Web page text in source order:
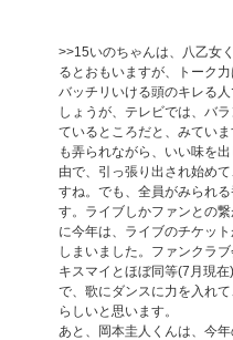
>>15いのちゃんは、八乙女
るとおもいますが、トーク
バッチリいける頭のキレる
しょうが、テレビでは、バ
ているところだと、みてい
も弄られながら、いい味を
由で、引っ張り出され始め
すね。でも、全員がみられ
す。ライブしかファンとの
に今年は、ライブのチケッ
しまいました。ファンクラ
キスマイとほぼ同等(7月現
で、歌にダンスに力を入れ
らしいと思います。
あと、岡本圭人くんは、今